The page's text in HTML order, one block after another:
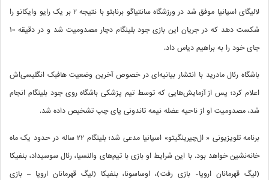
لالیگای اسپانیا موفق شد در ورزشگاه سانتیاگو برنابئو با نتیجه 2 بر یک رایو وایکانو را
شکست دهد که در جریان این بازی جود بلینگام دچار مصدومیت شد و در دقیقه 10
جای خود را به براهیم دیاس داد.
باشگاه رئال مادرید با انتشار بیانیه‌ای در خصوص آخرین وضعیت هافبک انگلیسی‌اش
اعلام کرد؛ پس از آزمایش‌هایی که توسط تیم پزشکی باشگاه روی جود بلینگام انجام
شد، مصدومیت او از ناحیه عضله نیمه تاندونی پای چپ تشخیص داده شد.
برنامه تلویزیونی « ال‌چیرینگیتو» اسپانیا مدعی شد؛ بلینگام 22 ساله در حدود یک ماه
خانه‌نشین خواهد بود. با این شرایط او بازی با تیم‌های والنسیا، رئال سوسیداد، بنفیکا
(لیگ قهرمانان اروپا- بازی رفت)، اوساسونا، بنفیکا (لیگ قهرمانان اروپا – بازی